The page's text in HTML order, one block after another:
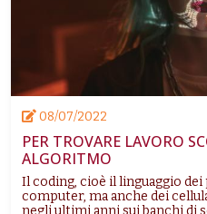
08/07/2022
PER TROVARE LAVORO
ALGORITMO
Il coding, cioè il linguaggio
computer, ma anche dei
negli ultimi anni sui banchi di